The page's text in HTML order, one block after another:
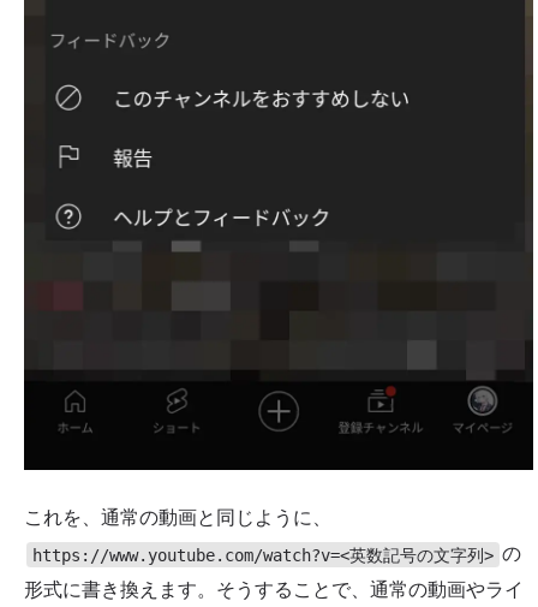
これを、通常の動画と同じように、
https://www.youtube.com/watch?v=<英数記号の文字列> の
形式に書き換えます。そうすることで、通常の動画やライ